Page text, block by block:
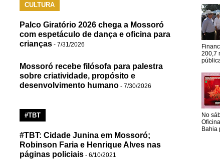
CULTURA
Palco Giratório 2026 chega a Mossoró
com espetáculo de dança e oficina para
crianças - 7/31/2026
Mossoró recebe filósofa para palestra
sobre criatividade, propósito e
desenvolvimento humano - 7/30/2026
#TBT
#TBT: Cidade Junina em Mossoró;
Robinson Faria e Henrique Alves nas
páginas policiais - 6/10/2021
200,7
No
Bahia